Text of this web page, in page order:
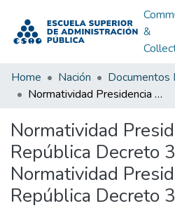
&
Home Nación
Documentos
Normatividad Presidencia de la República Decreto 3199 de 2002: Normatividad Presidencia de la República Decreto 3199 de 2002
Normatividad
República Decreto
Normatividad
República Decreto